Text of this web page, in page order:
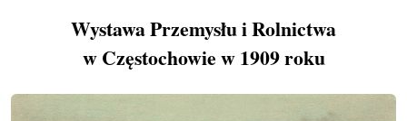
Wystawa Przemysłu i Rolnictwa
w Częstochowie w 1909 roku